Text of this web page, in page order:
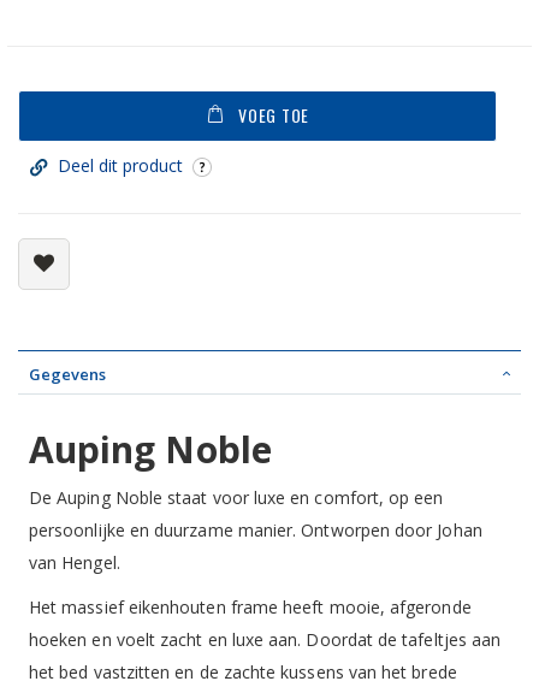
VOEG TOE
Deel dit product
Gegevens
Auping Noble
De Auping Noble staat voor luxe en comfort, op een
persoonlijke en duurzame manier. Ontworpen door Johan
van Hengel.
Het massief eikenhouten frame heeft mooie, afgeronde
hoeken en voelt zacht en luxe aan. Doordat de tafeltjes aan
het bed vastzitten en de zachte kussens van het brede